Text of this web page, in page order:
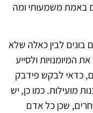
באמת משמעותי ומה
בונים לבין כאלה שלא
המיומנויות ולסייע
כדאי לבקש פידבק
מועילות. כמו כן, יש
שכן כל אדם